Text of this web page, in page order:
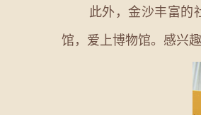
此外，金沙丰富的社
馆，爱上博物馆。感兴